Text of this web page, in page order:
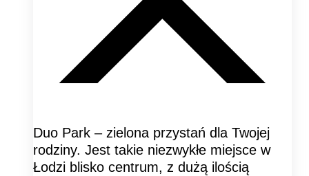
Duo Park – zielona przystań dla Twojej
rodziny. Jest takie niezwykłe miejsce w
Łodzi blisko centrum, z dużą ilością